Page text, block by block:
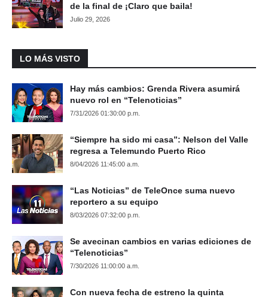
de la final de ¡Claro que baila!
Julio 29, 2026
LO MÁS VISTO
Hay más cambios: Grenda Rivera asumirá
nuevo rol en “Telenoticias”
7/31/2026 01:30:00 p.m.
“Siempre ha sido mi casa”: Nelson del Valle
regresa a Telemundo Puerto Rico
8/04/2026 11:45:00 a.m.
“Las Noticias” de TeleOnce suma nuevo
reportero a su equipo
8/03/2026 07:32:00 p.m.
Se avecinan cambios en varias ediciones de
“Telenoticias”
7/30/2026 11:00:00 a.m.
Con nueva fecha de estreno la quinta